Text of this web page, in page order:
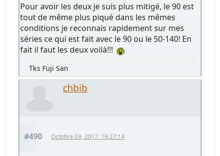
Pour avoir les deux je suis plus mitigé, le 90 est
tout de même plus piqué dans les mêmes
conditions je reconnais rapidement sur mes
séries ce qui est fait avec le 90 ou le 50-140! En
fait il faut les deux voilà!!!
Tks Fuji San
chbib
#490 Octobre 09, 2017, 16:27:14